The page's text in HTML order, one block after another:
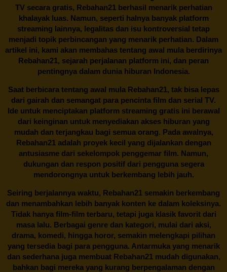
TV secara gratis, Rebahan21berhasil menarik perhatian
khalayak luas. Namun, seperti halnya banyak platform
streaming lainnya, legalitas dan isu kontroversial tetap
menjadi topik perbincangan yang menarik perhatian. Dalam
artikel ini, kami akan membahas tentang awal mula berdirinya
Rebahan21, sejarah perjalanan platform ini, dan peran
pentingnya dalam dunia hiburan Indonesia.
Saat berbicara tentang awal mula Rebahan21, tak bisa lepas
dari gairah dan semangat para pencinta film dan serial TV.
Ide untuk menciptakan platform streaming gratis ini berawal
dari keinginan untuk menyediakan akses hiburan yang
mudah dan terjangkau bagi semua orang. Pada awalnya,
Rebahan21 adalah proyek kecil yang dijalankan dengan
antusiasme dari sekelompok penggemar film. Namun,
dukungan dan respon positif dari pengguna segera
mendorongnya untuk berkembang lebih jauh.
Seiring berjalannya waktu, Rebahan21 semakin berkembang
dan menambahkan lebih banyak konten ke dalam koleksinya.
Tidak hanya film-film terbaru, tetapi juga klasik favorit dari
masa lalu. Berbagai genre dan kategori, mulai dari aksi,
drama, komedi, hingga horor, semakin melengkapi pilihan
yang tersedia bagi para pengguna. Antarmuka yang menarik
dan sederhana juga membuatRebahan21mudah digunakan,
bahkan bagi mereka yang kurang berpengalaman dengan